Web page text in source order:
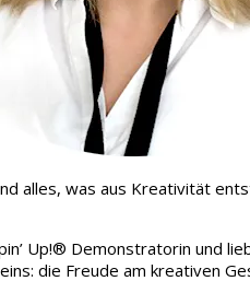
alles, was aus Kreativität
Up!® Demonstratorin und
die Freude am kreativen